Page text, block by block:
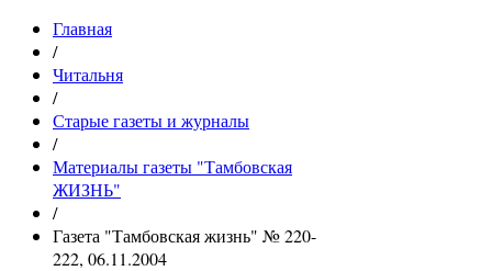
Главная
/
Читальня
/
Старые газеты и журналы
/
Материалы газеты "Тамбовская
ЖИЗНЬ"
/
Газета "Тамбовская жизнь" № 220-
222, 06.11.2004